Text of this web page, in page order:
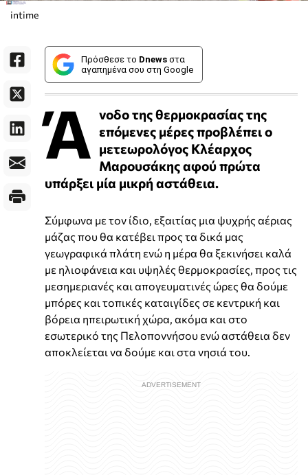
intime
Πρόσθεσε το Dnews στα
αγαπημένα σου στη Google
Ά νοδο της θερμοκρασίας της
επόμενες μέρες προβλέπει ο
μετεωρολόγος Κλέαρχος
Μαρουσάκης αφού πρώτα
υπάρξει μία μικρή αστάθεια.
Σύμφωνα με τον ίδιο, εξαιτίας μια ψυχρής αέριας
μάζας που θα κατέβει προς τα δικά μας
γεωγραφικά πλάτη ενώ η μέρα θα ξεκινήσει καλά
με ηλιοφάνεια και υψηλές θερμοκρασίες, προς τις
μεσημεριανές και απογευματινές ώρες θα δούμε
μπόρες και τοπικές καταιγίδες σε κεντρική και
βόρεια ηπειρωτική χώρα, ακόμα και στο
εσωτερικό της Πελοποννήσου ενώ αστάθεια δεν
αποκλείεται να δούμε και στα νησιά του.